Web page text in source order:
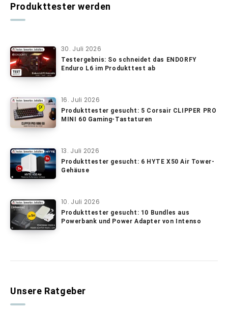
Produkttester werden
30. Juli 2026
Testergebnis: So schneidet das ENDORFY
Enduro L6 im Produkttest ab
16. Juli 2026
Produkttester gesucht: 5 Corsair CLIPPER PRO
MINI 60 Gaming-Tastaturen
13. Juli 2026
Produkttester gesucht: 6 HYTE X50 Air Tower-
Gehäuse
10. Juli 2026
Produkttester gesucht: 10 Bundles aus
Powerbank und Power Adapter von Intenso
Unsere Ratgeber